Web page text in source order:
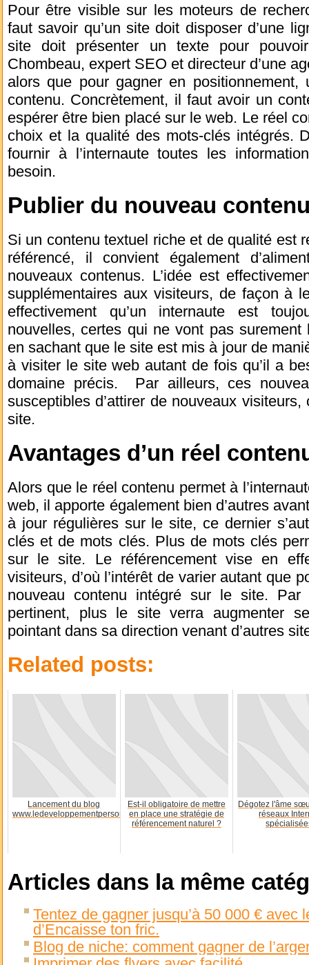
Pour être visible sur les moteurs de
faut savoir qu’un site doit disposer d’une
site doit présenter un texte pour
Chombeau, expert SEO et directeur d’une
alors que pour gagner en
contenu. Concrètement, il faut avoir un
espérer être bien placé sur le web. Le réel
choix et la qualité des mots-clés intégrés.
fournir à l’internaute toutes les
besoin.
Publier du nouveau
Si un contenu textuel riche et de qualité est
référencé, il convient également
nouveaux contenus. L’idée est
supplémentaires aux visiteurs, de façon à
effectivement qu’un internaute est
nouvelles, certes qui ne vont pas
en sachant que le site est mis à jour de
à visiter le site web autant de fois qu’il a
domaine précis. Par ailleurs, ces
susceptibles d’attirer de nouveaux
site.
Avantages d’un réel
Alors que le réel contenu permet à
web, il apporte également bien d’autres
à jour régulières sur le site, ce dernier
clés et de mots clés. Plus de mots clés
sur le site. Le référencement vise en
visiteurs, d’où l’intérêt de varier autant que
nouveau contenu intégré sur le site.
pertinent, plus le site verra augmenter
pointant dans sa direction venant d’autres
Related posts:
Lancement du blog
www.ledeveloppementpersonnel.net
Est-il obligatoire de mettre
en place une stratégie de
référencement naturel ?
Dégotez l'âme
réseaux
Articles dans la même
Tentez de gagner jusqu’à 50 000 € avec
d’Encaisse ton fric.
Blog de niche: comment gagner de